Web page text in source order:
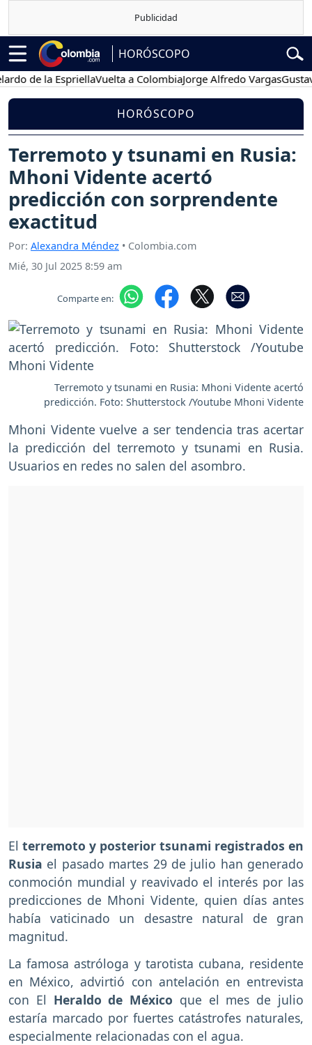
HORÓSCOPO
de la EspriellaVuelta a ColombiaJorge Alfredo VargasGustavo
HORÓSCOPO
Terremoto y tsunami en Rusia:
Mhoni Vidente acertó
predicción con sorprendente
exactitud
Por: Alexandra Méndez • Colombia.com
Mié, 30 Jul 2025 8:59 am
Comparte en:
Terremoto y tsunami en Rusia: Mhoni Vidente acertó
predicción. Foto: Shutterstock /Youtube Mhoni Vidente
Mhoni Vidente vuelve a ser tendencia tras acertar
la predicción del terremoto y tsunami en Rusia.
Usuarios en redes no salen del asombro.
El terremoto y posterior tsunami registrados en
Rusia el pasado martes 29 de julio han generado
conmoción mundial y reavivado el interés por las
predicciones de Mhoni Vidente, quien días antes
había vaticinado un desastre natural de gran
magnitud.
La famosa astróloga y tarotista cubana, residente
en México, advirtió con antelación en entrevista
con El Heraldo de México que el mes de julio
estaría marcado por fuertes catástrofes naturales,
especialmente relacionadas con el agua.